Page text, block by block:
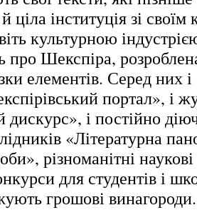
ціла інституція зі своїм
культурною
про Шекспіра,
елементів. Серед них і
портал», і
дискурс», і постійно
«Літературна
різноманітні
для студентів і
грошові винагороди.